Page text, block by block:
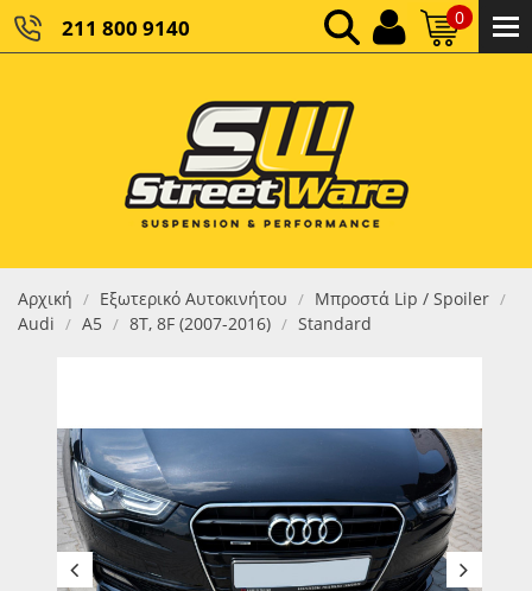
211 800 9140 0
ΚΑΘΑΡΌ ΣΎΝΟΛΟ:
ΤΕΛΙΚΌ ΣΎΝΟΛΟ:0,00 €
Αρχική / Εξωτερικό Αυτοκινήτου / Μπροστά Lip / Spoiler /
Audi / Α5 / 8T, 8F (2007-2016) / Standard